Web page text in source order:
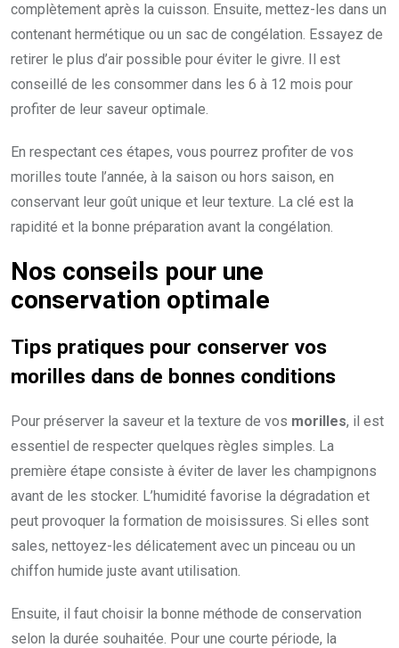
complètement après la cuisson. Ensuite, mettez-les dans un
contenant hermétique ou un sac de congélation. Essayez de
retirer le plus d’air possible pour éviter le givre. Il est
conseillé de les consommer dans les 6 à 12 mois pour
profiter de leur saveur optimale.
En respectant ces étapes, vous pourrez profiter de vos
morilles toute l’année, à la saison ou hors saison, en
conservant leur goût unique et leur texture. La clé est la
rapidité et la bonne préparation avant la congélation.
Nos conseils pour une
conservation optimale
Tips pratiques pour conserver vos
morilles dans de bonnes conditions
Pour préserver la saveur et la texture de vos morilles, il est
essentiel de respecter quelques règles simples. La
première étape consiste à éviter de laver les champignons
avant de les stocker. L’humidité favorise la dégradation et
peut provoquer la formation de moisissures. Si elles sont
sales, nettoyez-les délicatement avec un pinceau ou un
chiffon humide juste avant utilisation.
Ensuite, il faut choisir la bonne méthode de conservation
selon la durée souhaitée. Pour une courte période, la